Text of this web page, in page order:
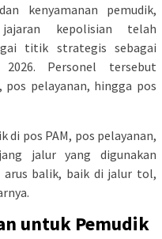
kenyamanan pemudik,
kepolisian telah
titik strategis sebagai
Personel tersebut
pelayanan, hingga pos
pos PAM, pos pelayanan,
jalur yang digunakan
arus balik, baik di jalur tol,
untuk Pemudik